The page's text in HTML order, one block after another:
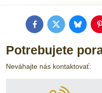
FacebookTwitterBluesky
Potrebujete
Neváhajte nás kontaktovať: